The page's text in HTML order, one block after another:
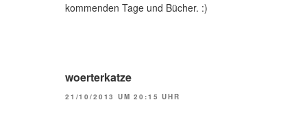
kommenden Tage und Bücher. :)
woerterkatze
21/10/2013 UM 20:15 UHR